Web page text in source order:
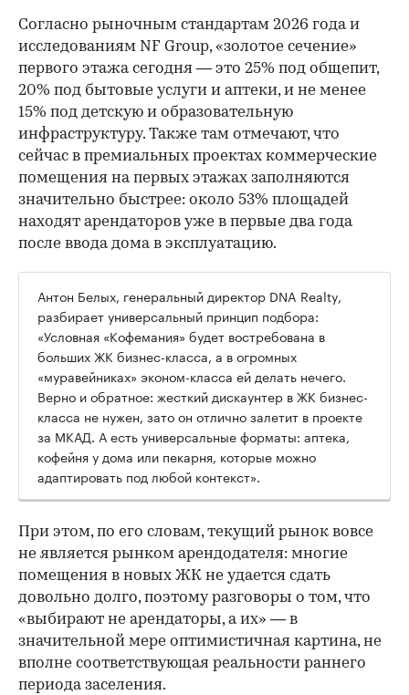
Согласно рыночным стандартам 2026 года и
исследованиям NF Group, «золотое сечение»
первого этажа сегодня — это 25% под общепит,
20% под бытовые услуги и аптеки, и не менее
15% под детскую и образовательную
инфраструктуру. Также там отмечают, что
сейчас в премиальных проектах коммерческие
помещения на первых этажах заполняются
значительно быстрее: около 53% площадей
находят арендаторов уже в первые два года
после ввода дома в эксплуатацию.
Антон Белых, генеральный директор DNA Realty,
разбирает универсальный принцип подбора:
«Условная «Кофемания» будет востребована в
больших ЖК бизнес-класса, а в огромных
«муравейниках» эконом-класса ей делать нечего.
Верно и обратное: жесткий дискаунтер в ЖК бизнес-
класса не нужен, зато он отлично залетит в проекте
за МКАД. А есть универсальные форматы: аптека,
кофейня у дома или пекарня, которые можно
адаптировать под любой контекст».
При этом, по его словам, текущий рынок вовсе
не является рынком арендодателя: многие
помещения в новых ЖК не удается сдать
довольно долго, поэтому разговоры о том, что
«выбирают не арендаторы, а их» — в
значительной мере оптимистичная картина, не
вполне соответствующая реальности раннего
периода заселения.